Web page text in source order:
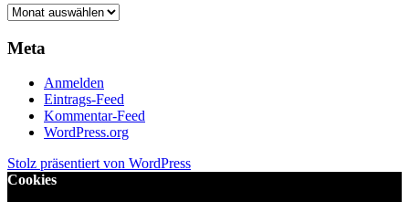
Archiv
Meta
Anmelden
Eintrags-Feed
Kommentar-Feed
WordPress.org
Stolz präsentiert von WordPress
Cookies